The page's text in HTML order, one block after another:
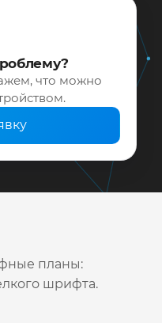
что можно
планы:
шрифта.